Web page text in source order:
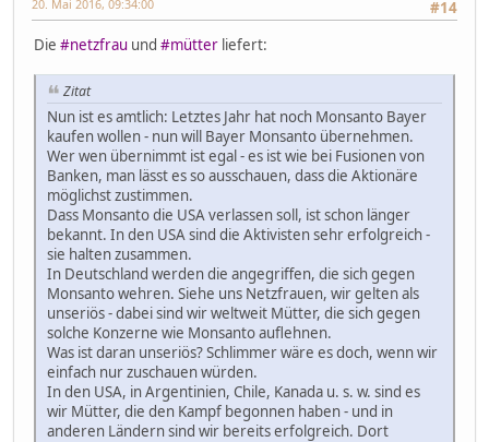
#14
20. Mai 2016, 09:34:00
Die #netzfrau und #mütter liefert:
Zitat
Nun ist es amtlich: Letztes Jahr hat noch Monsanto Bayer
kaufen wollen - nun will Bayer Monsanto übernehmen.
Wer wen übernimmt ist egal - es ist wie bei Fusionen von
Banken, man lässt es so ausschauen, dass die Aktionäre
möglichst zustimmen.
Dass Monsanto die USA verlassen soll, ist schon länger
bekannt. In den USA sind die Aktivisten sehr erfolgreich -
sie halten zusammen.
In Deutschland werden die angegriffen, die sich gegen
Monsanto wehren. Siehe uns Netzfrauen, wir gelten als
unseriös - dabei sind wir weltweit Mütter, die sich gegen
solche Konzerne wie Monsanto auflehnen.
Was ist daran unseriös? Schlimmer wäre es doch, wenn wir
einfach nur zuschauen würden.
In den USA, in Argentinien, Chile, Kanada u. s. w. sind es
wir Mütter, die den Kampf begonnen haben - und in
anderen Ländern sind wir bereits erfolgreich. Dort